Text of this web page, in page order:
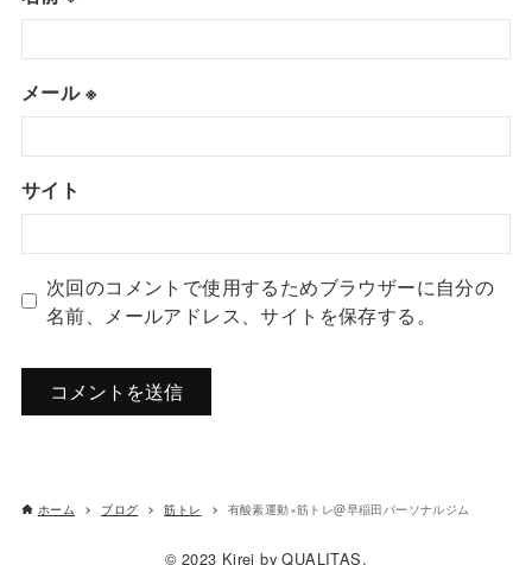
メール※
サイト
次回のコメントで使用するためブラウザーに自分の
名前、メールアドレス、サイトを保存する。
ホーム ブログ 筋トレ 有酸素運動×筋トレ@早稲田パーソナルジム
© 2023 Kirei by QUALITAS.